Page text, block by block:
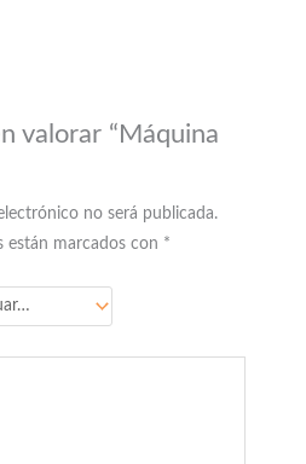
valorar “Máquina
no será publicada.
están marcados con *